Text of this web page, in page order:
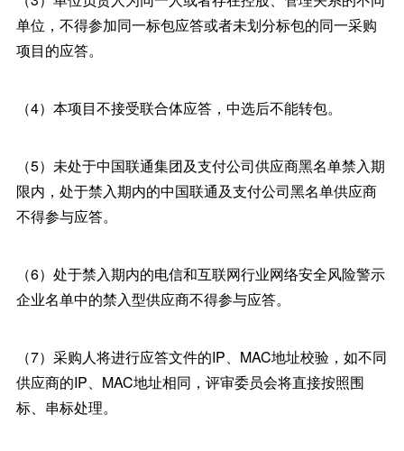
单位，不得参加同一标包应答或者未划分标包的同一采购
项目的应答。
（4）本项目不接受联合体应答，中选后不能转包。
（5）未处于中国联通集团及支付公司供应商黑名单禁入期
限内，处于禁入期内的中国联通及支付公司黑名单供应商
不得参与应答。
（6）处于禁入期内的电信和互联网行业网络安全风险警示
企业名单中的禁入型供应商不得参与应答。
（7）采购人将进行应答文件的IP、MAC地址校验，如不同
供应商的IP、MAC地址相同，评审委员会将直接按照围
标、串标处理。